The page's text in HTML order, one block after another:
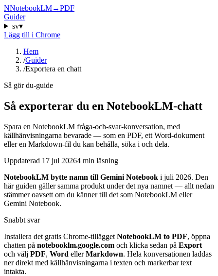
NNotebookLM→PDF
Guider
sv▾
Lägg till i Chrome
Hem
/Guider
/Exportera en chatt
Så gör du-guide
Så exporterar du en NotebookLM-chatt
Spara en NotebookLM fråga-och-svar-konversation, med
källhänvisningarna bevarade — som en PDF, ett Word-dokument
eller en Markdown-fil du kan behålla, söka i och dela.
Uppdaterad 17 jul 20264 min läsning
NotebookLM bytte namn till Gemini Notebook i juli 2026. Den
här guiden gäller samma produkt under det nya namnet — allt nedan
stämmer oavsett om du känner till det som NotebookLM eller
Gemini Notebook.
Snabbt svar
Installera det gratis Chrome-tillägget NotebookLM to PDF, öppna
chatten på notebooklm.google.com och klicka sedan på Export
och välj PDF, Word ellerMarkdown. Hela konversationen laddas
ner direkt med källhänvisningarna i texten och markerbar text
intakta.